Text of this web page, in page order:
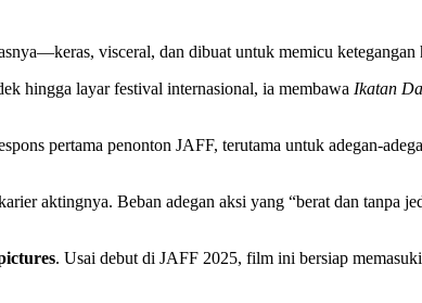
visceral, dan dibuat untuk memicu ketegangan
hingga layar festival internasional, ia membawa Ikatan
pertama penonton JAFF, terutama untuk adegan-
aktingnya. Beban adegan aksi yang “berat dan tanpa
. Usai debut di JAFF 2025, film ini bersiap